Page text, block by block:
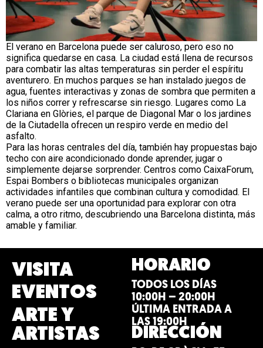
El verano en Barcelona puede ser caluroso, pero eso no
significa quedarse en casa. La ciudad está llena de recursos
para combatir las altas temperaturas sin perder el espíritu
aventurero. En muchos parques se han instalado juegos de
agua, fuentes interactivas y zonas de sombra que permiten a
los niños correr y refrescarse sin riesgo. Lugares como La
Clariana en Glòries, el parque de Diagonal Mar o los jardines
de la Ciutadella ofrecen un respiro verde en medio del
asfalto.
Para las horas centrales del día, también hay propuestas bajo
techo con aire acondicionado donde aprender, jugar o
simplemente dejarse sorprender. Centros como CaixaForum,
Espai Bombers o bibliotecas municipales organizan
actividades infantiles que combinan cultura y comodidad. El
verano puede ser una oportunidad para explorar con otra
calma, a otro ritmo, descubriendo una Barcelona distinta, más
amable y familiar.
VISITA
EVENTOS
ARTE Y
ARTISTAS
HORARIO
TODOS LOS DÍAS
10:00H – 20:00H
ÚLTIMA ENTRADA A
LAS 19:00H
DIRECCIÓN